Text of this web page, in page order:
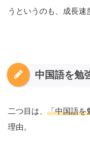
うというのも、成長速
中国語を勉
二つ目は、 「中国語を
理由。